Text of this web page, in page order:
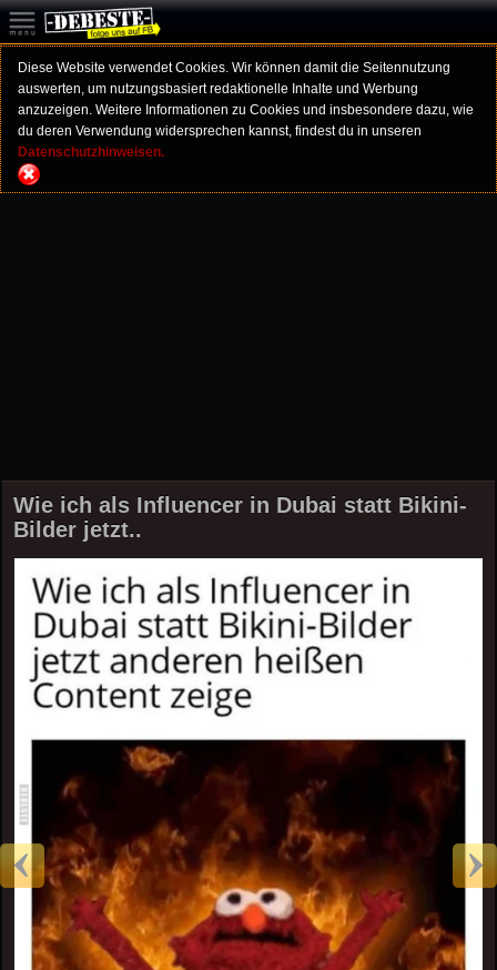
Diese Website verwendet Cookies. Wir können damit die Seitennutzung
auswerten, um nutzungsbasiert redaktionelle Inhalte und Werbung
anzuzeigen. Weitere Informationen zu Cookies und insbesondere dazu, wie
du deren Verwendung widersprechen kannst, findest du in unseren
Datenschutzhinweisen.
Wie ich als Influencer in Dubai statt Bikini-
Bilder jetzt..